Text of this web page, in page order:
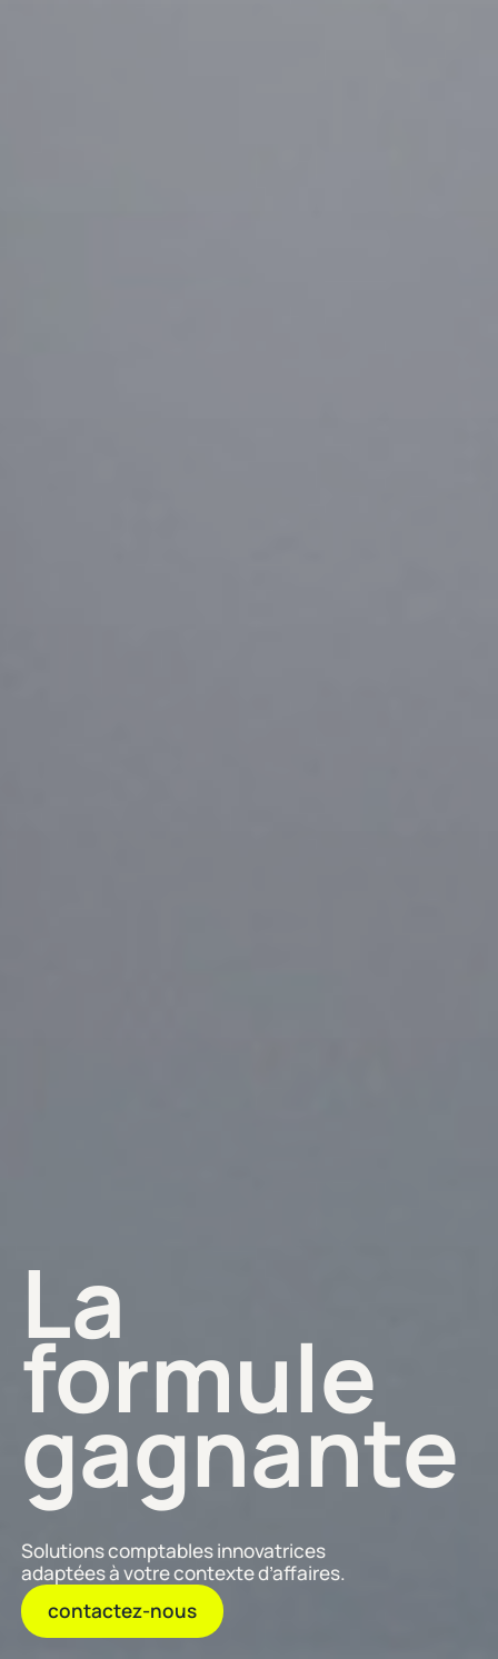
La
formule
gagnante
Solutions comptables innovatrices
adaptées à votre contexte d’affaires.
contactez-nous